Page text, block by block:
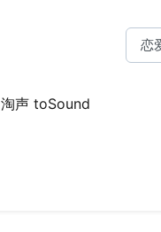
淘声 toSound